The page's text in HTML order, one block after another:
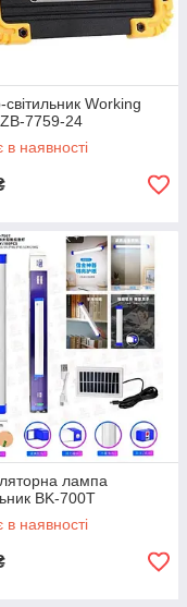
світильник Working
7759-24
наявності
лампа
BK-700T
наявності